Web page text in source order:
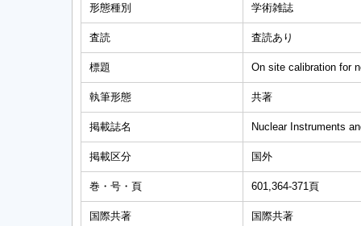
形態種別 学術雑誌
査読 査読あり
標題 On site calibration for
執筆形態 共著
掲載誌名 Nuclear Instruments
掲載区分 国外
巻・号・頁 601,364-371頁
国際共著 国際共著